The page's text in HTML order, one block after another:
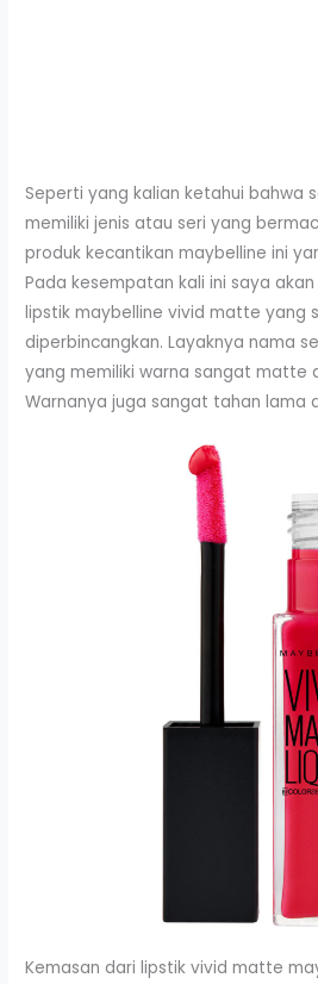
Seperti yang kalian ketahui bahwa
memiliki jenis atau seri yang
produk kecantikan maybelline ini
Pada kesempatan kali ini saya
lipstik maybelline vivid matte yang
diperbincangkan. Layaknya nama
yang memiliki warna sangat matte
Warnanya juga sangat tahan lama
Kemasan dari lipstik vivid matte